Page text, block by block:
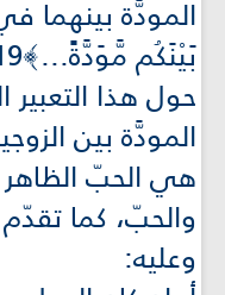
المودَّة بينهما
حول هذا
المودَّة بين
هي الحبّ
والحبّ، كما تقدّم
وعليه: